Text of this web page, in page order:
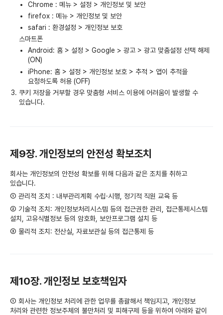
Chrome : 메뉴 > 설정 > 개인정보 및 보안
firefox : 메뉴 > 개인정보 및 보안
safari : 환경설정 > 개인정보 보호
스마트폰
Android: 홈 > 설정 > Google > 광고 > 광고 맞춤설정 선택 해제
(ON)
iPhone: 홈 > 설정 > 개인정보 보호 > 추적 > 앱이 추적을
요청하도록 허용 (OFF)
쿠키 저장을 거부할 경우 맞춤형 서비스 이용에 어려움이 발생할 수
있습니다.
제9장. 개인정보의 안전성 확보조치
회사는 개인정보의 안전성 확보를 위해 다음과 같은 조치를 취하고
있습니다.
① 관리적 조치 : 내부관리계획 수립·시행, 정기적 직원 교육 등
② 기술적 조치: 개인정보처리시스템 등의 접근권한 관리, 접근통제시스템
설치, 고유식별정보 등의 암호화, 보안프로그램 설치 등
③ 물리적 조치: 전산실, 자료보관실 등의 접근통제 등
제10장. 개인정보 보호책임자
① 회사는 개인정보 처리에 관한 업무를 총괄해서 책임지고, 개인정보
처리와 관련한 정보주체의 불만처리 및 피해구제 등을 위하여 아래와 같이